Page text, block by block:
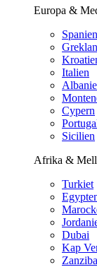
Europa &
Spanien
Italien
Cypern
Sicilien
Afrika &
Turkiet
Dubai
Kap